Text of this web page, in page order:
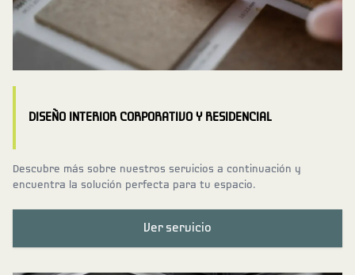
DISEÑO INTERIOR CORPORATIVO Y RESIDENCIAL
Descubre más sobre nuestros servicios a continuación y
encuentra la solución perfecta para tu espacio.
Ver servicio